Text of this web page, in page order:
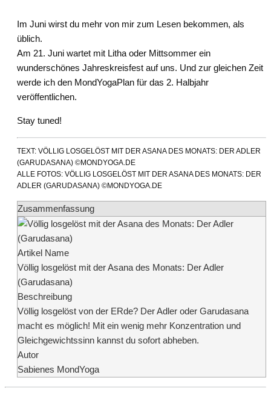
Im Juni wirst du mehr von mir zum Lesen bekommen, als
üblich.
Am 21. Juni wartet mit Litha oder Mittsommer ein
wunderschönes Jahreskreisfest auf uns. Und zur gleichen Zeit
werde ich den MondYogaPlan für das 2. Halbjahr
veröffentlichen.
Stay tuned!
TEXT: VÖLLIG LOSGELÖST MIT DER ASANA DES MONATS: DER ADLER
(GARUDASANA) ©MONDYOGA.DE
ALLE FOTOS: VÖLLIG LOSGELÖST MIT DER ASANA DES MONATS: DER
ADLER (GARUDASANA) ©MONDYOGA.DE
Zusammenfassung
Artikel Name
Völlig losgelöst mit der Asana des Monats: Der Adler
(Garudasana)
Beschreibung
Völlig losgelöst von der ERde? Der Adler oder Garudasana
macht es möglich! Mit ein wenig mehr Konzentration und
Gleichgewichtssinn kannst du sofort abheben.
Autor
Sabienes MondYoga